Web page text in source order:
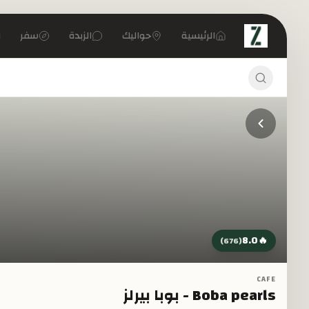
تخطي إلى المحتوى الرئيسي
الرئيسية حواليك الزبدة سفر
🔥
8.0
(
676
)
CAFE
Boba pearls - بوبا بيرلز